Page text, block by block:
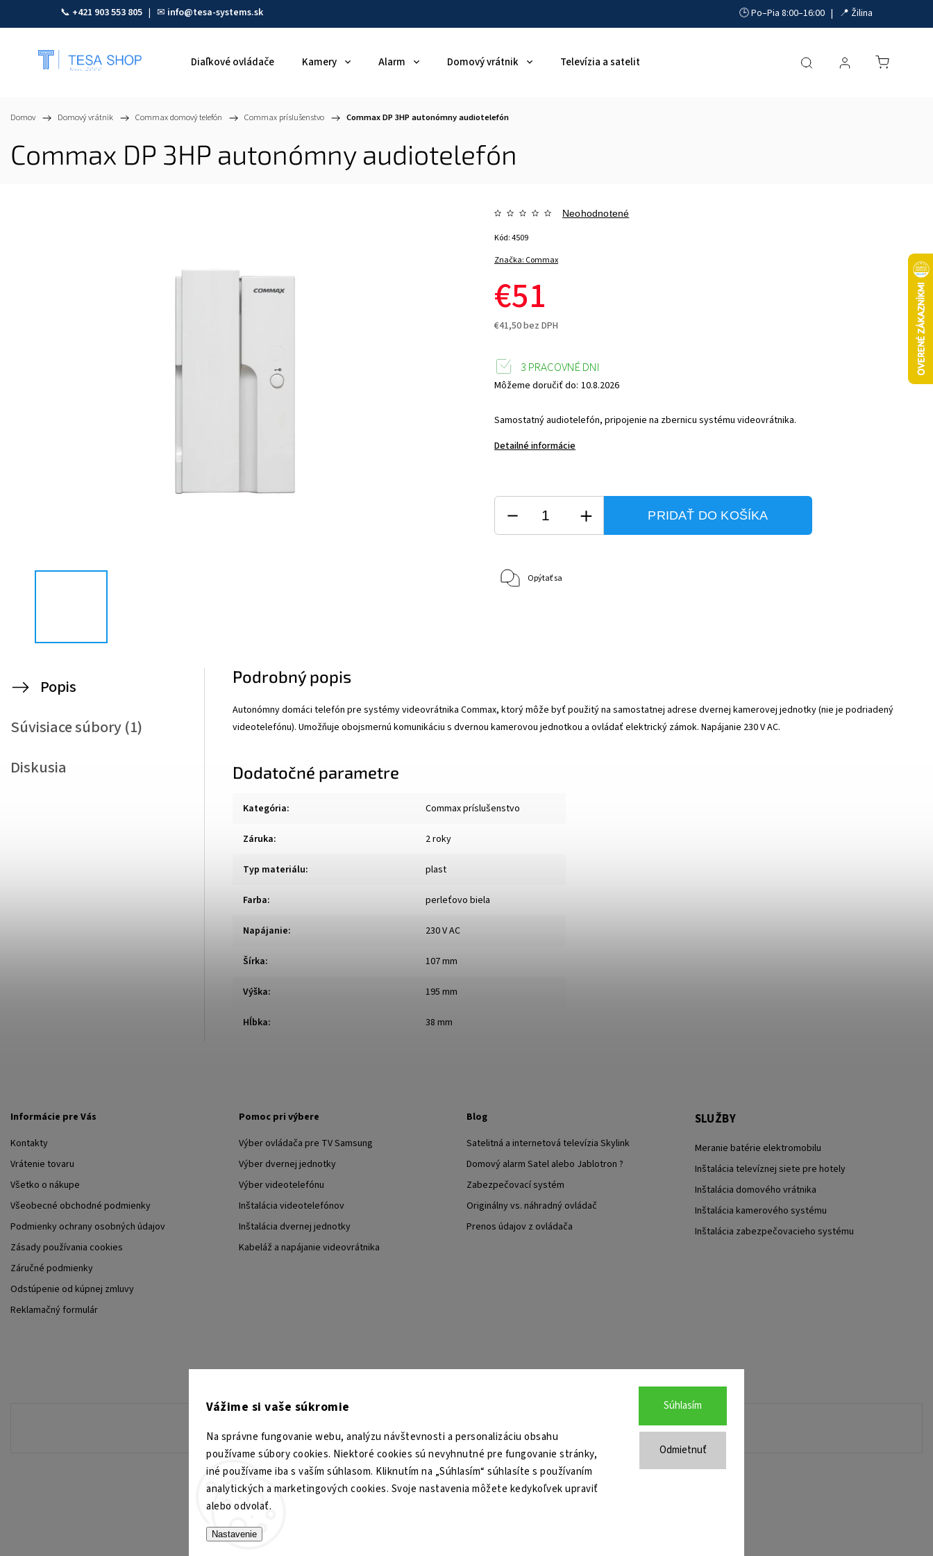
Vážime si vaše súkromie
Na správne fungovanie webu, analýzu návštevnosti a personalizáciu obsahu
používame súbory cookies. Niektoré cookies sú nevyhnutné pre fungovanie stránky,
iné používame iba s vaším súhlasom. Kliknutím na „Súhlasím“ súhlasíte s používaním
analytických a marketingových cookies. Svoje nastavenia môžete kedykoľvek upraviť
alebo odvolať.
Nastavenie
Odmietnuť
Súhlasím
📞 +421 903 553 805 | ✉ info@tesa-systems.sk 🕒 Po–Pia 8:00–16:00 | 📍 Žilina
Diaľkové ovládače Kamery Alarm Domový vrátnik Televízia a satelit Akumulátory, UPS a zdroje Parkovacie systémy
Domov / Domový vrátnik / Commax domový telefón / Commax príslušenstvo / Commax DP 3HP autonómny audiotelefón
Commax DP 3HP autonómny audiotelefón
Značka: Commax
Neohodnotené
€51
€41,50 bez DPH
Kód:4509
Samostatný audiotelefón, pripojenie na zbernicu systému videovrátnika.
Detailné informácie
3 PRACOVNÉ DNI
Môžeme doručiť do: 10.8.2026
PRIDAŤ DO KOŠÍKA
Opýtať sa
Popis
Súvisiace súbory (1)
Diskusia
Podrobný popis
Autonómny domáci telefón pre systémy videovrátnika Commax, ktorý môže byť použitý na samostatnej adrese dvernej kamerovej jednotky (nie je podriadený
videotelefónu). Umožňuje obojsmernú komunikáciu s dvernou kamerovou jednotkou a ovládať elektrický zámok. Napájanie 230 V AC.
Dodatočné parametre
Kategória: Commax príslušenstvo
Záruka: 2 roky
Typ materiálu: plast
Farba: perleťovo biela
Napájanie: 230 V AC
Šírka: 107 mm
Výška: 195 mm
Hĺbka: 38 mm
Informácie pre Vás
Kontakty
Vrátenie tovaru
Všetko o nákupe
Všeobecné obchodné podmienky
Podmienky ochrany osobných údajov
Zásady používania cookies
Záručné podmienky
Odstúpenie od kúpnej zmluvy
Reklamačný formulár
Pomoc pri výbere
Výber ovládača pre TV Samsung
Výber dvernej jednotky
Výber videotelefónu
Inštalácia videotelefónov
Inštalácia dvernej jednotky
Kabeláž a napájanie videovrátnika
Blog
Satelitná a internetová televízia Skylink
Domový alarm Satel alebo Jablotron ?
Zabezpečovací systém
Originálny vs. náhradný ovládač
Prenos údajov z ovládača
SLUŽBY
Meranie batérie elektromobilu
Inštalácia televíznej siete pre hotely
Inštalácia domového vrátnika
Inštalácia kamerového systému
Inštalácia zabezpečovacieho systému